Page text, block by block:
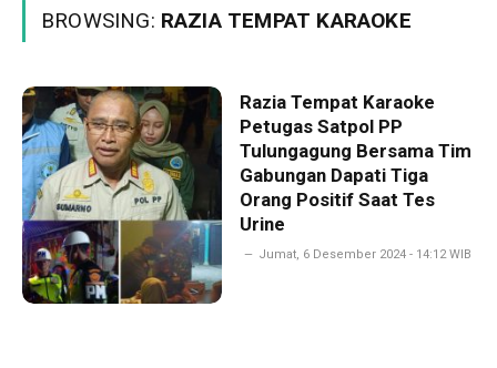
BROWSING: RAZIA TEMPAT KARAOKE
Razia Tempat Karaoke
Petugas Satpol PP
Tulungagung Bersama Tim
Gabungan Dapati Tiga
Orang Positif Saat Tes
Urine
Jumat, 6 Desember 2024 - 14:12 WIB